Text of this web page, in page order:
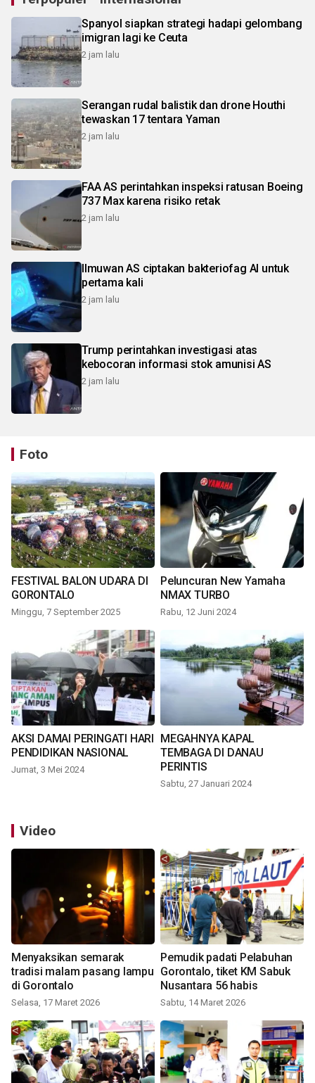
Spanyol siapkan strategi hadapi gelombang
imigran lagi ke Ceuta
2 jam lalu
Serangan rudal balistik dan drone Houthi
tewaskan 17 tentara Yaman
2 jam lalu
FAA AS perintahkan inspeksi ratusan Boeing
737 Max karena risiko retak
2 jam lalu
Ilmuwan AS ciptakan bakteriofag AI untuk
pertama kali
2 jam lalu
Trump perintahkan investigasi atas
kebocoran informasi stok amunisi AS
2 jam lalu
Foto
FESTIVAL BALON UDARA DI
GORONTALO
Minggu, 7 September 2025
Peluncuran New Yamaha
NMAX TURBO
Rabu, 12 Juni 2024
AKSI DAMAI PERINGATI HARI
PENDIDIKAN NASIONAL
Jumat, 3 Mei 2024
MEGAHNYA KAPAL
TEMBAGA DI DANAU
PERINTIS
Sabtu, 27 Januari 2024
Video
Menyaksikan semarak
tradisi malam pasang lampu
di Gorontalo
Selasa, 17 Maret 2026
Pemudik padati Pelabuhan
Gorontalo, tiket KM Sabuk
Nusantara 56 habis
Sabtu, 14 Maret 2026